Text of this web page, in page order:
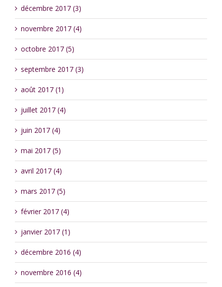
décembre 2017 (3)
novembre 2017 (4)
octobre 2017 (5)
septembre 2017 (3)
août 2017 (1)
juillet 2017 (4)
juin 2017 (4)
mai 2017 (5)
avril 2017 (4)
mars 2017 (5)
février 2017 (4)
janvier 2017 (1)
décembre 2016 (4)
novembre 2016 (4)